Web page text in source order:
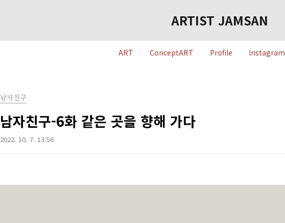
ARTIST JAMSAN
ART ConceptART Profile Instagram
남자친구
남자친구-6화 같은 곳을 향해 가다
2022. 10. 7. 13:56